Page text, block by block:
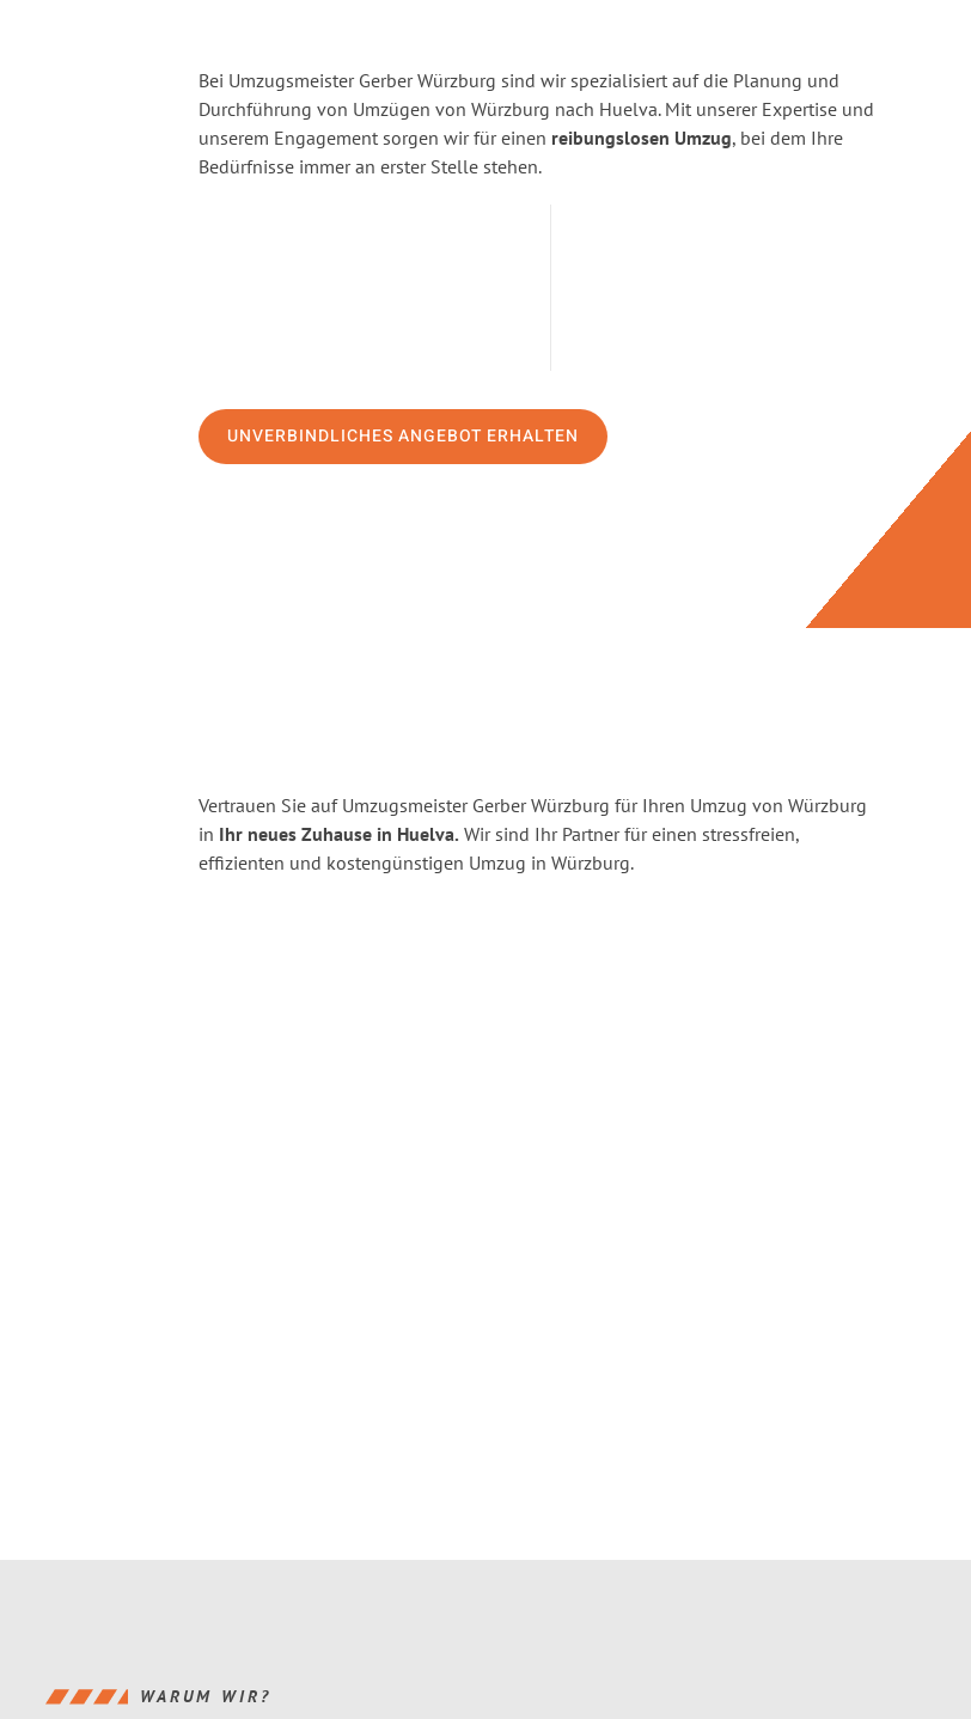
Bei Umzugsmeister Gerber Würzburg sind wir spezialisiert auf die Planung und
Durchführung von Umzügen von Würzburg nach Huelva. Mit unserer Expertise und
unserem Engagement sorgen wir für einen reibungslosen Umzug, bei dem Ihre
Bedürfnisse immer an erster Stelle stehen.
UNVERBINDLICHES ANGEBOT ERHALTEN
Vertrauen Sie auf Umzugsmeister Gerber Würzburg für Ihren Umzug von Würzburg
in Ihr neues Zuhause in Huelva. Wir sind Ihr Partner für einen stressfreien,
effizienten und kostengünstigen Umzug in Würzburg.
WARUM WIR?